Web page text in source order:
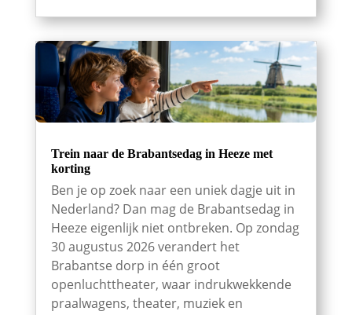
Trein naar de Brabantsedag in Heeze met
korting
Ben je op zoek naar een uniek dagje uit in
Nederland? Dan mag de Brabantsedag in
Heeze eigenlijk niet ontbreken. Op zondag
30 augustus 2026 verandert het
Brabantse dorp in één groot
openluchttheater, waar indrukwekkende
praalwagens, theater, muziek en
duizenden...